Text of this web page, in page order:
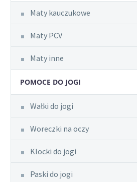
Maty kauczukowe
Maty PCV
Maty inne
POMOCE DO JOGI
Wałki do jogi
Woreczki na oczy
Klocki do jogi
Paski do jogi